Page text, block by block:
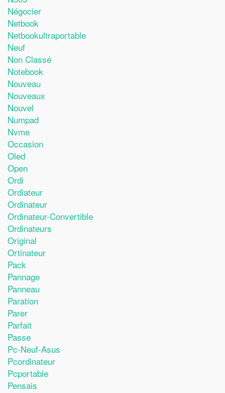
Négocier
Netbook
Netbookultraportable
Neuf
Non Classé
Notebook
Nouveau
Nouveaux
Nouvel
Numpad
Nvme
Occasion
Oled
Open
Ordi
Ordiateur
Ordinateur
Ordinateur-Convertible
Ordinateurs
Original
Ortinateur
Pack
Pannage
Panneau
Paration
Parer
Parfait
Passe
Pc-Neuf-Asus
Pcordinateur
Pcportable
Pensais